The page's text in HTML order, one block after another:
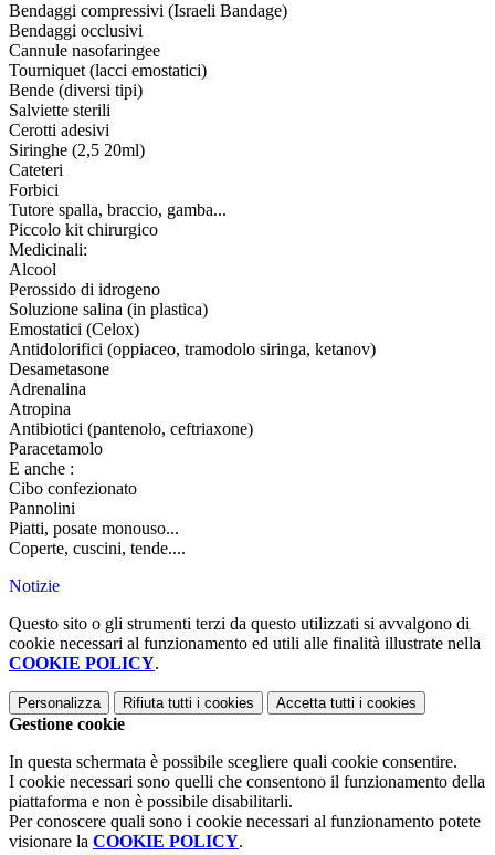
Bendaggi compressivi (Israeli Bandage)
Bendaggi occlusivi
Cannule nasofaringee
Tourniquet (lacci emostatici)
Bende (diversi tipi)
Salviette sterili
Cerotti adesivi
Siringhe (2,5 20ml)
Cateteri
Forbici
Tutore spalla, braccio, gamba...
Piccolo kit chirurgico
Medicinali:
Alcool
Perossido di idrogeno
Soluzione salina (in plastica)
Emostatici (Celox)
Antidolorifici (oppiaceo, tramodolo siringa, ketanov)
Desametasone
Adrenalina
Atropina
Antibiotici (pantenolo, ceftriaxone)
Paracetamolo
E anche :
Cibo confezionato
Pannolini
Piatti, posate monouso...
Coperte, cuscini, tende....
Notizie
Questo sito o gli strumenti terzi da questo utilizzati si avvalgono di
cookie necessari al funzionamento ed utili alle finalità illustrate nella
COOKIE POLICY.
Personalizza Rifiuta tutti i cookies Accetta tutti i cookies
Gestione cookie
In questa schermata è possibile scegliere quali cookie consentire.
I cookie necessari sono quelli che consentono il funzionamento della
piattaforma e non è possibile disabilitarli.
Per conoscere quali sono i cookie necessari al funzionamento potete
visionare la COOKIE POLICY.